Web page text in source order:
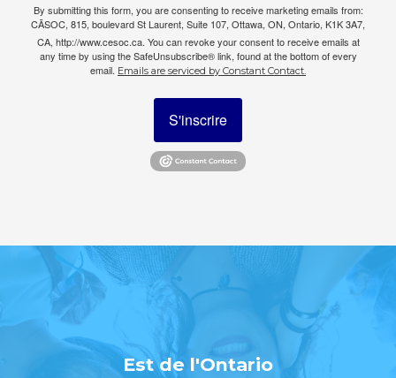
By submitting this form, you are consenting to receive marketing emails from:
CÃSOC, 815, boulevard St Laurent, Suite 107, Ottawa, ON, Ontario, K1K 3A7,
CA, http://www.cesoc.ca. You can revoke your consent to receive emails at
any time by using the SafeUnsubscribe® link, found at the bottom of every
email. Emails are serviced by Constant Contact.
S'inscrire
Est de l'Ontario